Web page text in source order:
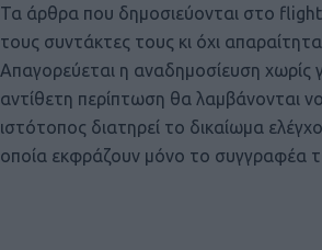
Τα άρθρα που δημοσιεύονται στο
τους συντάκτες τους κι όχι
Απαγορεύεται η αναδημοσίευση χωρίς
αντίθετη περίπτωση θα λαμβάνονται
ιστότοπος διατηρεί το δικαίωμα
οποία εκφράζουν μόνο το συγγραφέα